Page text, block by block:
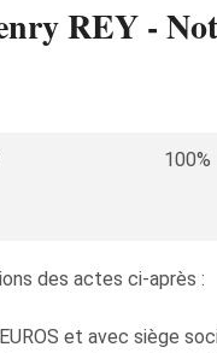
REY -
100%
des actes ci-après :
et avec siège